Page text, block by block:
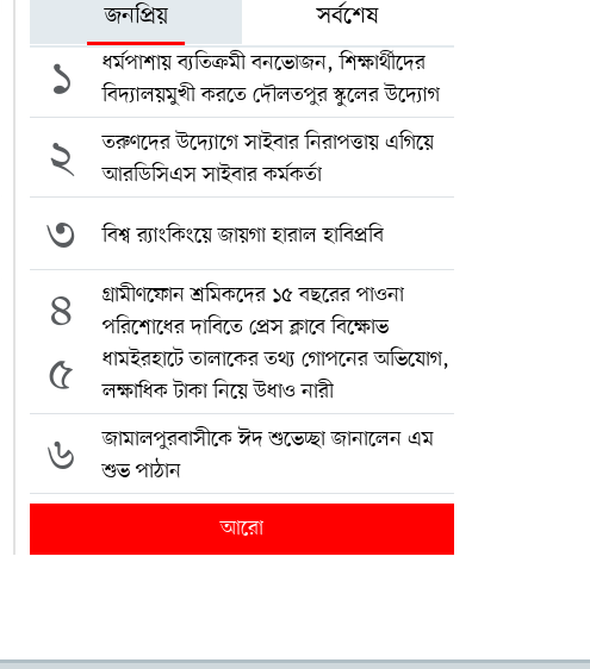
জনপ্রিয় সর্বশেষ
১
ধর্মপাশায় ব্যতিক্রমী বনভোজন, শিক্ষার্থীদের
বিদ্যালয়মুখী করতে দৌলতপুর স্কুলের উদ্যোগ
২
তরুণদের উদ্যোগে সাইবার নিরাপত্তায় এগিয়ে
আরডিসিএস সাইবার কর্মকর্তা
৩ বিশ্ব র‍্যাংকিংয়ে জায়গা হারাল হাবিপ্রবি
৪
গ্রামীণফোন শ্রমিকদের ১৫ বছরের পাওনা
পরিশোধের দাবিতে প্রেস ক্লাবে বিক্ষোভ
৫
ধামইরহাটে তালাকের তথ্য গোপনের অভিযোগ,
লক্ষাধিক টাকা নিয়ে উধাও নারী
৬
জামালপুরবাসীকে ঈদ শুভেচ্ছা জানালেন এম
শুভ পাঠান
আরো